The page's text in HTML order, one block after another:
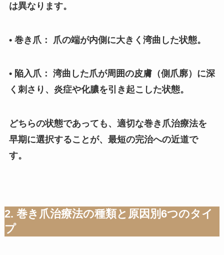
は異なります。
• 巻き爪： 爪の端が内側に大きく湾曲した状態。
• 陥入爪： 湾曲した爪が周囲の皮膚（側爪廓）に深
く刺さり、炎症や化膿を引き起こした状態。
どちらの状態であっても、適切な巻き爪治療法を
早期に選択することが、最短の完治への近道で
す。
2. 巻き爪治療法の種類と原因別6つのタイ
プ